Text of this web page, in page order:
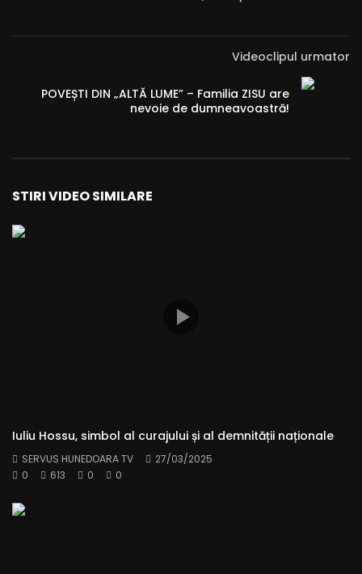
Videoclipul urmator
POVEȘTI DIN „ALTĂ LUME” – Familia ZISU are
nevoie de dumneavoastră!
STIRI VIDEO SIMILARE
Iuliu Hossu, simbol al curajului și al demnității naționale
SERVUS HUNEDOARA TV
27/03/2025
0
613 0 0